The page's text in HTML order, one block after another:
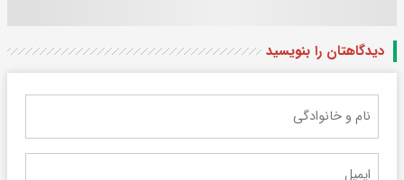
دیدگاهتان را بنویسید